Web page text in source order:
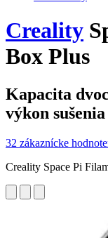
Creality
Box Plus
Kapacita
výkon sušenia
32 zákaznícke
Creality Space Pi